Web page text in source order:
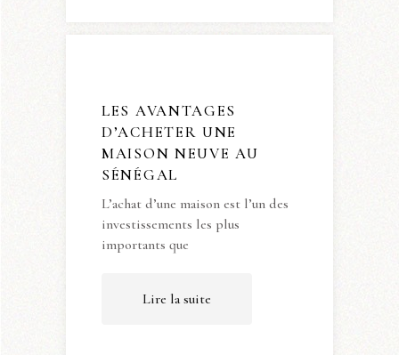
LES AVANTAGES
D’ACHETER UNE
MAISON NEUVE AU
SÉNÉGAL
L’achat d’une maison est l’un des
investissements les plus
importants que
Lire la suite